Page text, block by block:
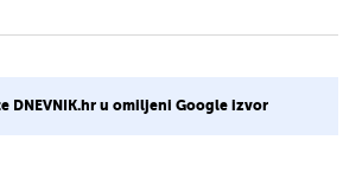
DNEVNIK.hr u omiljeni Google izvor